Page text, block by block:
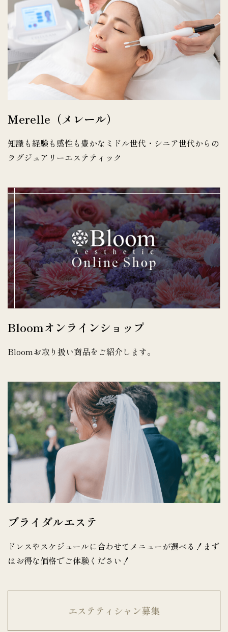
Merelle（メレール）
知識も経験も感性も豊かなミドル世代・シニア世代からの
ラグジュアリーエステティック
Bloomオンラインショップ
Bloomお取り扱い商品をご紹介します。
ブライダルエステ
ドレスやスケジュールに合わせてメニューが選べる！まず
はお得な価格でご体験ください！
エステティシャン募集